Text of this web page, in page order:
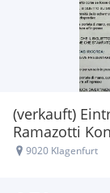
(verkauft)
Ramazotti
9020 Klagenfurt